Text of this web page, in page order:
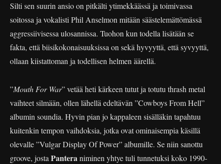
Silti sen suurin ansio on pitkälti ytimekkäässä ja toimivassa
soitossa ja vokalisti Phil Anselmon mitään säästelemättömässä
aggressiivisessa ulosannissa. Tuohon kun todella lisätään se
fakta, että biisikokonaisuuksissa on sekä hyvyyttä, että syvyyttä,
ollaan kiistattoman ja todellisen helmen äärellä.
”Mouth For War” vetää heti kärkeen tutut ja totutu thrash metal
vaihteet silmään, ollen lähellä edeltävän ”Cowboys From Hell”
albumin soundia. Hyvin pian jo kappaleen sisälläkin tapahtuu
kuitenkin tempon vaihdoksia, jotka ovat ominaisempia käsillä
olevalle ”Vulgar Display Of Power” albumille. Se niin sanottu
groove, josta Panteraniminen yhtye tuli tunnetuksi koko 1990-